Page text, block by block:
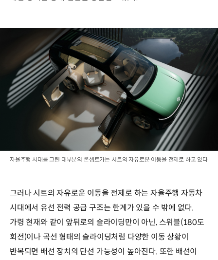
자율주행 시대를 그린 대부분의 콘셉트카는 시트의 자유로운 이동을 전제로 하고 있다
그러나 시트의 자유로운 이동을 전제로 하는 자율주행 자동차
시대에서 유선 전력 공급 구조는 한계가 있을 수 밖에 없다.
가령 현재와 같이 앞뒤로의 슬라이딩만이 아닌, 스위블(180도
회전)이나 곡선 형태의 슬라이딩처럼 다양한 이동 상황이
반복되면 배선 장치의 단선 가능성이 높아진다. 또한 배선이